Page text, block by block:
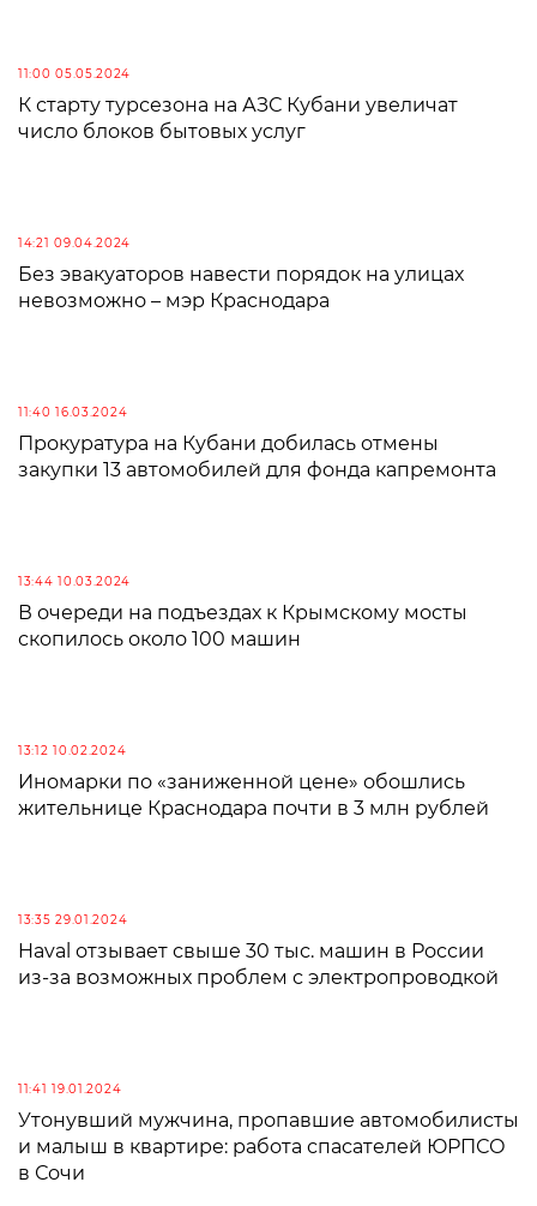
11:00 05.05.2024
К старту турсезона на АЗС Кубани увеличат
число блоков бытовых услуг
14:21 09.04.2024
Без эвакуаторов навести порядок на улицах
невозможно – мэр Краснодара
11:40 16.03.2024
Прокуратура на Кубани добилась отмены
закупки 13 автомобилей для фонда капремонта
13:44 10.03.2024
В очереди на подъездах к Крымскому мосты
скопилось около 100 машин
13:12 10.02.2024
Иномарки по «заниженной цене» обошлись
жительнице Краснодара почти в 3 млн рублей
13:35 29.01.2024
Haval отзывает свыше 30 тыс. машин в России
из-за возможных проблем с электропроводкой
11:41 19.01.2024
Утонувший мужчина, пропавшие автомобилисты
и малыш в квартире: работа спасателей ЮРПСО
в Сочи